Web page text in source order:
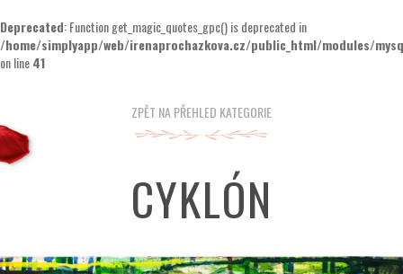
Deprecated: Function get_magic_quotes_gpc() is deprecated in
/home/simplyapp/web/irenaprochazkova.cz/public_html/modules/
on line41
ZPĚT NA PŘEHLED KATEGORIE
CYKLÓN